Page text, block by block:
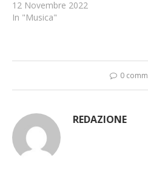
12 Novembre 2022
In "Musica"
0
REDAZIONE